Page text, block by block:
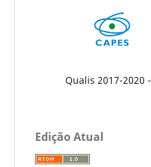
Qualis 2017-2020 -
Edição Atual